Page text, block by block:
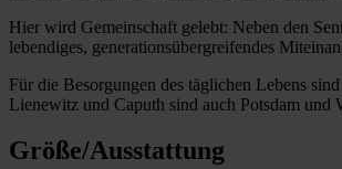
Hier wird Gemeinschaft gelebt: Neben den
lebendiges, generationsübergreifendes
Für die Besorgungen des täglichen Lebens
Lienewitz und Caputh sind auch Potsdam und
Größe/Ausstattung